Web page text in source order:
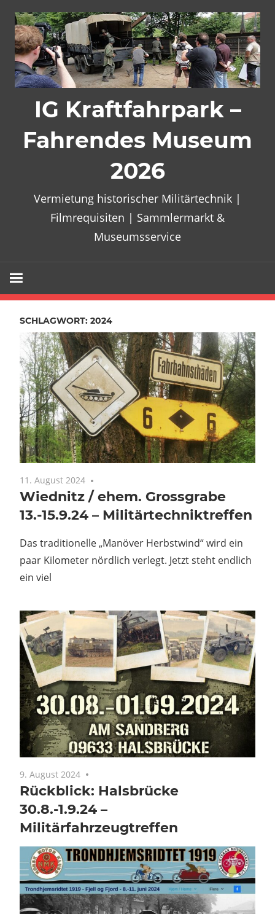
Inhalt
springen
IG Kraftfahrpark –
Fahrendes Museum
2026
Vermietung historischer Militärtechnik |
Filmrequisiten | Sammlermarkt &
Museumsservice
SCHLAGWORT: 2024
11. August 2024
Wiednitz / ehem. Grossgrabe
13.-15.9.24 – Militärtechniktreffen
Das traditionelle „Manöver Herbstwind“ wird ein
paar Kilometer nördlich verlegt. Jetzt steht endlich
ein viel
9. August 2024
Rückblick: Halsbrücke
30.8.-1.9.24 –
Militärfahrzeugtreffen